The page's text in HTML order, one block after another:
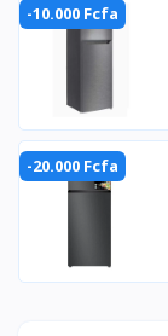
-10.000 Fcfa
-20.000 Fcfa